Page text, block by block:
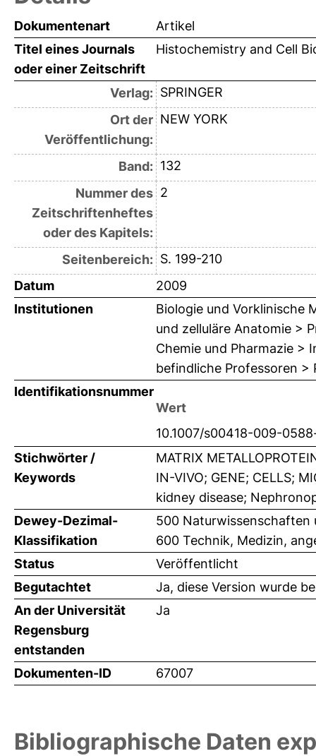
Dokumentenart
Artikel
Titel eines Journals
oder einer Zeitschrift
Histochemistry and Cell
Verlag: SPRINGER
Ort der
Veröffentlichung:
NEW YORK
Band: 132
Nummer des
Zeitschriftenheftes
oder des Kapitels:
2
Seitenbereich: S. 199-210
Datum
2009
Institutionen
Biologie und Vorklinische
und zelluläre Anatomie >
Chemie und Pharmazie >
befindliche Professoren >
Identifikationsnummer
Wert
10.1007/s00418-009-
Stichwörter /
Keywords
MATRIX
IN-VIVO; GENE; CELLS;
kidney disease;
Dewey-Dezimal-
Klassifikation
500 Naturwissenschaften
600 Technik, Medizin,
Status
Veröffentlicht
Begutachtet
Ja, diese Version wurde
An der Universität
Regensburg
entstanden
Ja
Dokumenten-ID 67007
Bibliographische Daten